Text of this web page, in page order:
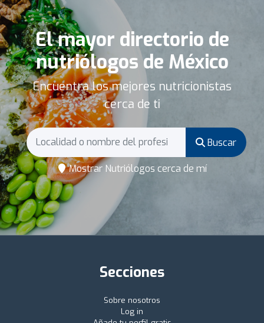
El mayor directorio de
nutriólogos de México
Encuentra los mejores nutricionistas
cerca de ti
Buscar
Mostrar Nutriólogos cerca de mí
Secciones
Sobre nosotros
Log in